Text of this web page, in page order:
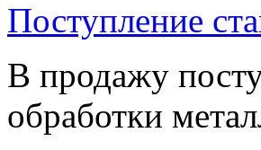
Поступление
В продажу
обработки